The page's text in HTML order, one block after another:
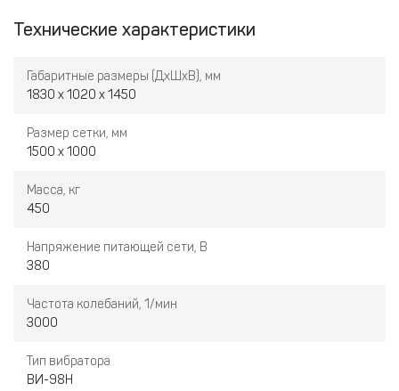
Технические характеристики
Габаритные размеры (ДxШxВ), мм
1830 x 1020 x 1450
Размер сетки, мм
1500 x 1000
Масса, кг
450
Напряжение питающей сети, В
380
Частота колебаний, 1/мин
3000
Тип вибратора
ВИ-98Н